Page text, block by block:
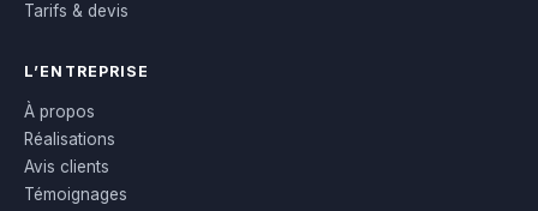
Tarifs & devis
L’ENTREPRISE
À propos
Réalisations
Avis clients
Témoignages